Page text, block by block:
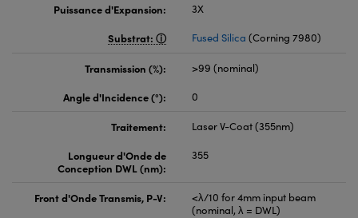
Puissance d'Expansion:
3X
Substrat:
Fused Silica (Corning 7980)
Transmission (%):
>99 (nominal)
Angle d'Incidence (°):
0
Traitement:
Laser V-Coat (355nm)
Longueur d'Onde de
Conception DWL (nm):
355
Front d'Onde Transmis, P-V:
<λ/10 for 4mm input beam
(nominal, λ = DWL)